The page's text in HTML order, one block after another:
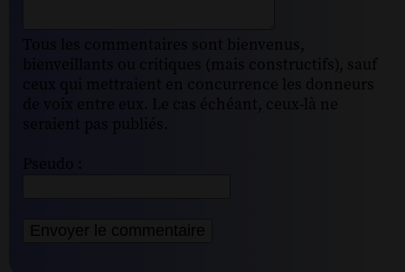
Tous les commentaires sont bienvenus,
bienveillants ou critiques (mais constructifs), sauf
ceux qui mettraient en concurrence les donneurs
de voix entre eux. Le cas échéant, ceux-là ne
seraient pas publiés.
Pseudo :